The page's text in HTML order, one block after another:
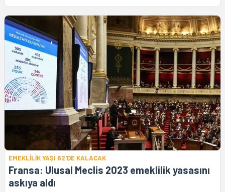
EMEKLİLİK YAŞI 62'DE KALACAK
Fransa: Ulusal Meclis 2023 emeklilik yasasını
askıya aldı